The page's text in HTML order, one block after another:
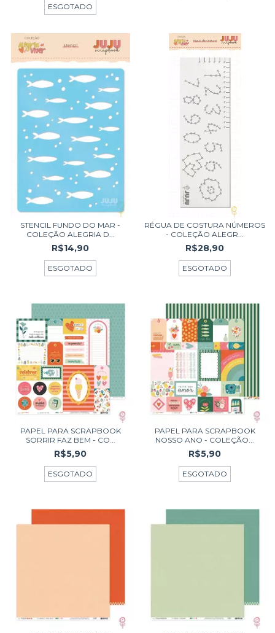
ESGOTADO
STENCIL FUNDO DO MAR -
COLEÇÃO ALEGRIA D...
R$14,90
ESGOTADO
RÉGUA DE COSTURA NÚMEROS
- COLEÇÃO ALEGR...
R$28,90
ESGOTADO
PAPEL PARA SCRAPBOOK
SORRIR FAZ BEM - CO...
R$5,90
ESGOTADO
PAPEL PARA SCRAPBOOK
NOSSO ANO - COLEÇÃO...
R$5,90
ESGOTADO